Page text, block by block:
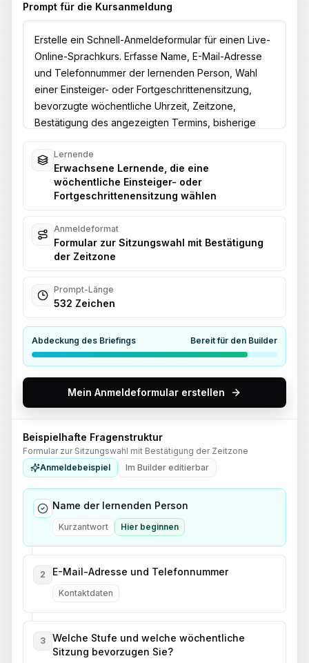
Prompt für die Kursanmeldung
Lernende
Erwachsene Lernende, die eine
wöchentliche Einsteiger- oder
Fortgeschrittenensitzung wählen
Anmeldeformat
Formular zur Sitzungswahl mit Bestätigung
der Zeitzone
Prompt-Länge
532 Zeichen
Abdeckung des Briefings Bereit für den Builder
Mein Anmeldeformular erstellen
Beispielhafte Fragenstruktur
Formular zur Sitzungswahl mit Bestätigung der Zeitzone
Anmeldebeispiel
Im Builder editierbar
Name der lernenden Person
Kurzantwort Hier beginnen
2 E-Mail-Adresse und Telefonnummer
Kontaktdaten
3
Welche Stufe und welche wöchentliche
Sitzung bevorzugen Sie?